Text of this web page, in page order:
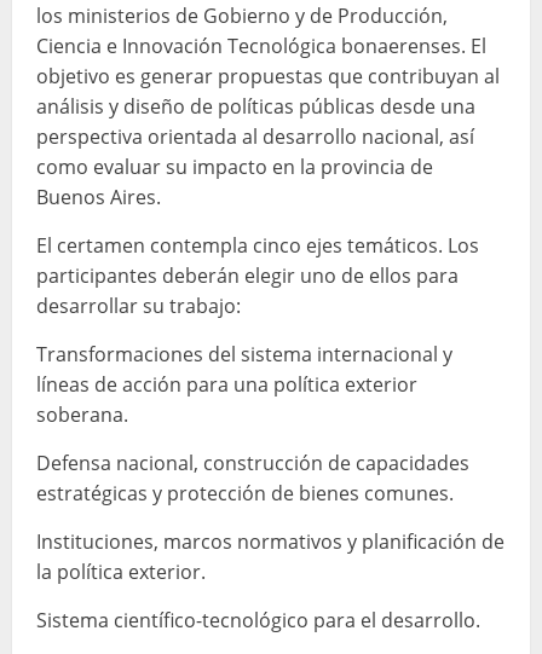
los ministerios de Gobierno y de Producción,
Ciencia e Innovación Tecnológica bonaerenses. El
objetivo es generar propuestas que contribuyan al
análisis y diseño de políticas públicas desde una
perspectiva orientada al desarrollo nacional, así
como evaluar su impacto en la provincia de
Buenos Aires.
El certamen contempla cinco ejes temáticos. Los
participantes deberán elegir uno de ellos para
desarrollar su trabajo:
Transformaciones del sistema internacional y
líneas de acción para una política exterior
soberana.
Defensa nacional, construcción de capacidades
estratégicas y protección de bienes comunes.
Instituciones, marcos normativos y planificación de
la política exterior.
Sistema científico-tecnológico para el desarrollo.